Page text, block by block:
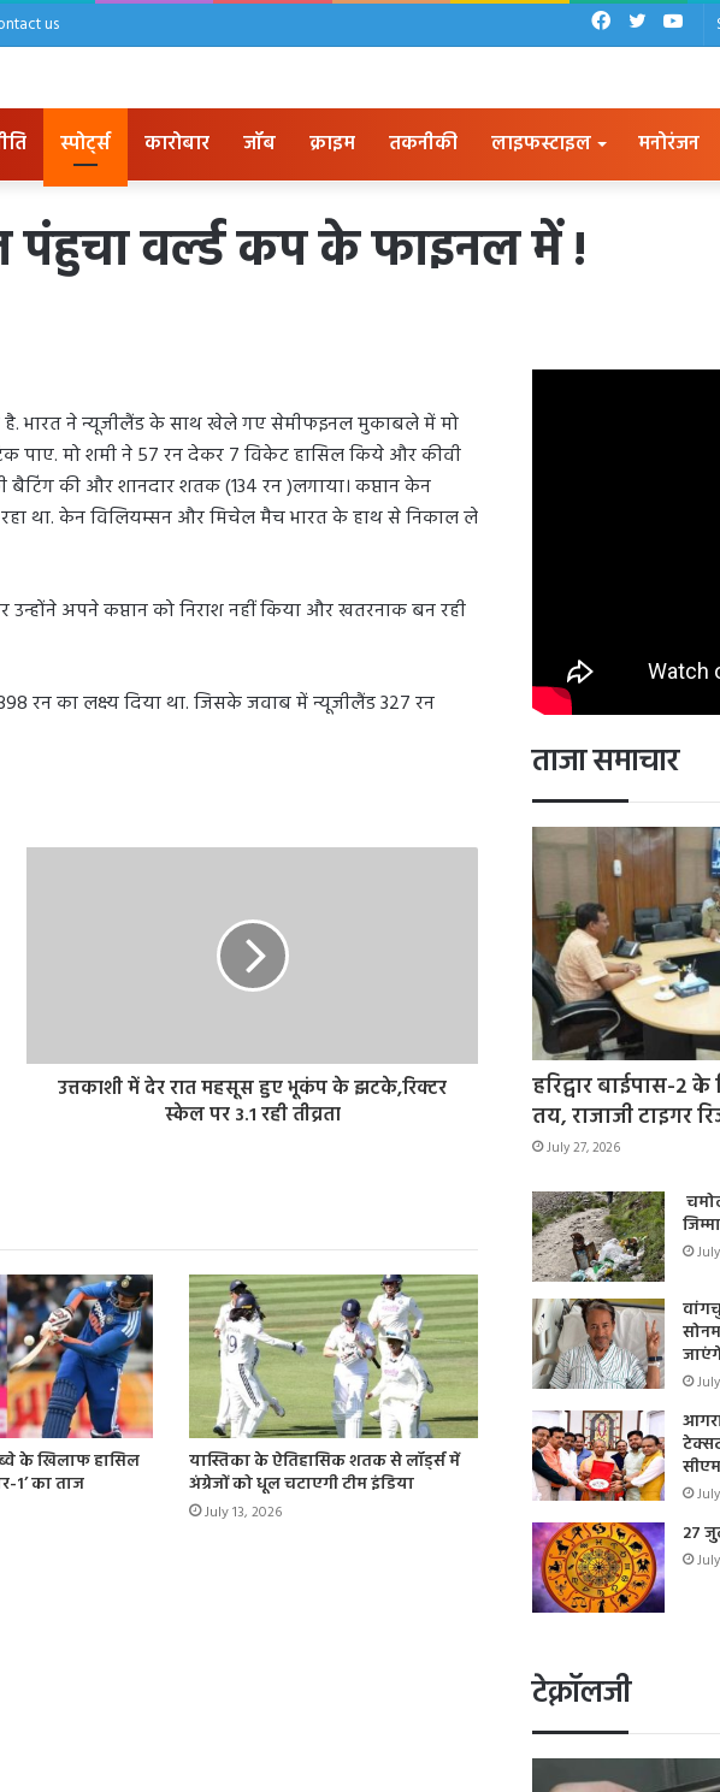
us Twitter
Facebook
स्पोर्ट्स कारोबार जॉब क्राइम तकनीकी लाइफस्टाइल मनोरंजन
पंहुचा वर्ल्ड कप के फाइनल में !
है. भारत ने न्यूजीलैंड के साथ खेले गए सेमीफइनल मुकाबले में मो
पाए. मो शमी ने 57 रन देकर 7 विकेट हासिल किये और कीवी
की और शानदार शतक (134 रन )लगाया। कप्तान केन
था. केन विलियम्सन और मिचेल मैच भारत के हाथ से निकाल ले
अपने कप्तान को निराश नहीं किया और खतरनाक बन रही
रन का लक्ष्य दिया था. जिसके जवाब में न्यूजीलैंड 327 रन
उत्तकाशी में देर रात महसूस हुए भूकंप के झटके,रिक्टर
स्केल पर 3.1 रही तीव्रता
के खिलाफ हासिल
1’ का ताज
यास्तिका के ऐतिहासिक शतक से लॉर्ड्स में
अंग्रेजों को धूल चटाएगी टीम इंडिया
July 13, 2026
ताजा समाचार
हरिद्वार बाईपास-2
तय, राजाजी टाइगर
July 27, 2026
27
टेक्नॉलजी